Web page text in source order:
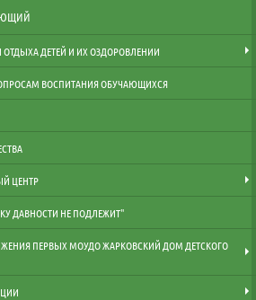
ДЕТЕЙ И ИХ ОЗДОРОВЛЕНИИ
ВОСПИТАНИЯ ОБУЧАЮЩИХСЯ
ЦЕНТР
ДАВНОСТИ НЕ ПОДЛЕЖИТ"
ПЕРВЫХ МОУДО ЖАРКОВСКИЙ ДОМ ДЕТСКОГО